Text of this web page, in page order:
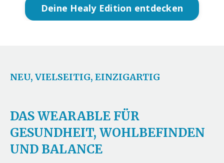
Deine Healy Edition entdecken
NEU, VIELSEITIG, EINZIGARTIG
DAS WEARABLE FÜR
GESUNDHEIT, WOHLBEFINDEN
UND BALANCE